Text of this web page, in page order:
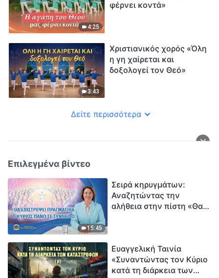
4:25
φέρνει κοντά»
3:43
Χριστιανικός χορός «Όλη
η γη χαίρεται και
δοξολογεί τον Θεό»
Δείτε περισσότερα
Επιλεγμένα βίντεο
15:45
Σειρά κηρυγμάτων:
Αναζητώντας την
αλήθεια στην πίστη «Θα
Ευαγγελική Ταινία
«Συναντώντας τον Κύριο
κατά τη διάρκεια των